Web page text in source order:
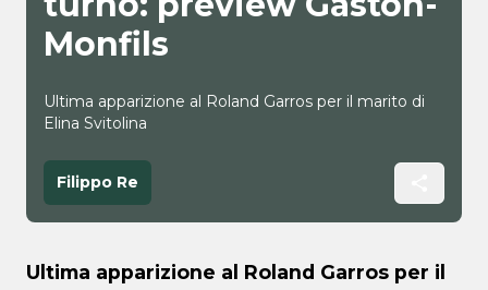
Monfils
Ultima apparizione al Roland Garros per il marito di
Elina Svitolina
Filippo Re
Ultima apparizione al Roland Garros per il